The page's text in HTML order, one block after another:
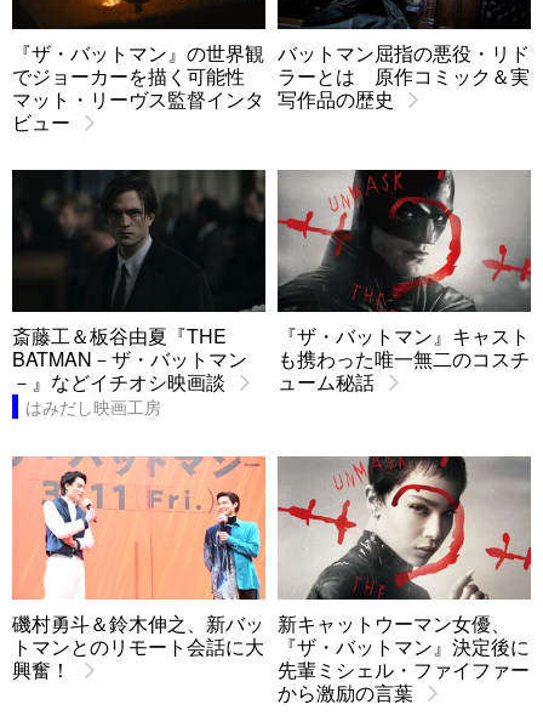
『ザ・バットマン』の世界観
でジョーカーを描く可能性
マット・リーヴス監督インタ
ビュー
バットマン屈指の悪役・リド
ラーとは 原作コミック＆実
写作品の歴史
斎藤工＆板谷由夏『THE
BATMAN－ザ・バットマン
－』などイチオシ映画談
はみだし映画工房
『ザ・バットマン』キャスト
も携わった唯一無二のコスチ
ューム秘話
磯村勇斗＆鈴木伸之、新バッ
トマンとのリモート会話に大
興奮！
新キャットウーマン女優、
『ザ・バットマン』決定後に
先輩ミシェル・ファイファー
から激励の言葉